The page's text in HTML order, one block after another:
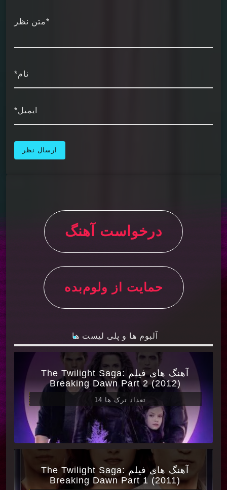
*متن نظر
نام*
ایمیل*
درخواست آهنگ
حمایت از ولوم‌بده
آلبوم ها و پلی لیست ها
آهنگ های فیلم The Twilight Saga:
Breaking Dawn Part 2 (2012)
تعداد ترک ها 14
آهنگ های فیلم The Twilight Saga:
Breaking Dawn Part 1 (2011)